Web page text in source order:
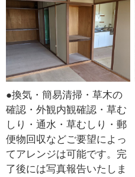
●換気・簡易清掃・草木の
確認・外観内観確認・草む
しり・通水・草むしり・郵
便物回収などご要望によっ
てアレンジは可能です。完
了後には写真報告いたしま